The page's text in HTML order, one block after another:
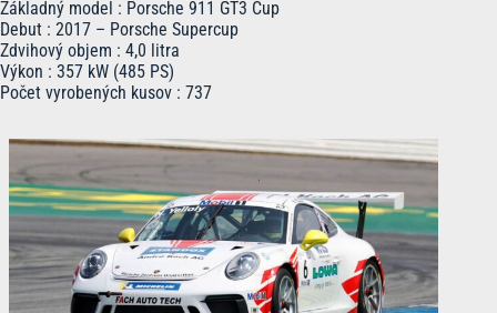
Základný model : Porsche 911 GT3 Cup
Debut : 2017 – Porsche Supercup
Zdvihový objem : 4,0 litra
Výkon : 357 kW (485 PS)
Počet vyrobených kusov : 737